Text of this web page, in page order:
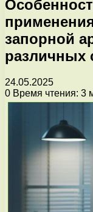
запорной
различных
24.05.2025
0 Время чтения: 3